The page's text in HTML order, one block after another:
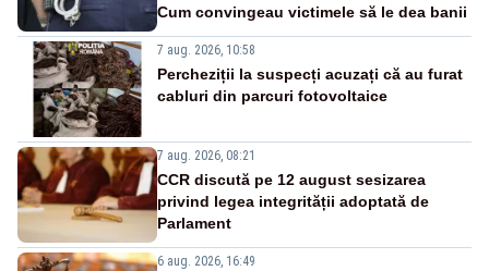
Cum convingeau victimele să le dea banii
7 aug. 2026, 10:58
Percheziții la suspecți acuzați că au furat
cabluri din parcuri fotovoltaice
7 aug. 2026, 08:21
CCR discută pe 12 august sesizarea
privind legea integrității adoptată de
Parlament
6 aug. 2026, 16:49